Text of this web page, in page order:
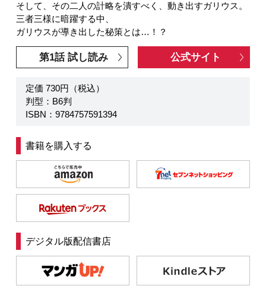
そして、その二人の計略を潰すべく、動き出すガリウス。
三者三様に暗躍する中、
ガリウスが導き出した秘策とは…！？
第1話 試し読み 公式サイト
定価 730円（税込）
判型：B6判
ISBN：9784757591394
書籍を購入する
デジタル版配信書店